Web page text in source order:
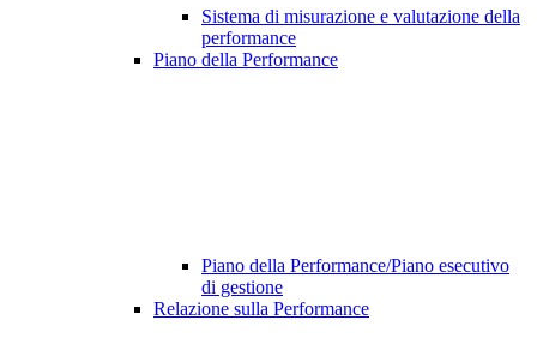
Sistema di misurazione e valutazione della
performance
Piano della Performance
Piano della Performance/Piano esecutivo
di gestione
Relazione sulla Performance